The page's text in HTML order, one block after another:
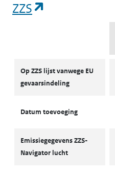
ZZS
Op ZZS lijst vanwege EU
gevaarsindeling
Datum toevoeging
Emissiegegevens ZZS-
Navigator lucht